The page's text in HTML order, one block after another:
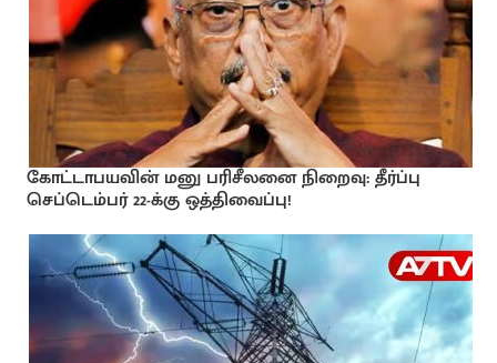
கோட்டாபயவின் மனு பரிசீலனை நிறைவு: தீர்ப்பு
செப்டெம்பர் 22-க்கு ஒத்திவைப்பு!